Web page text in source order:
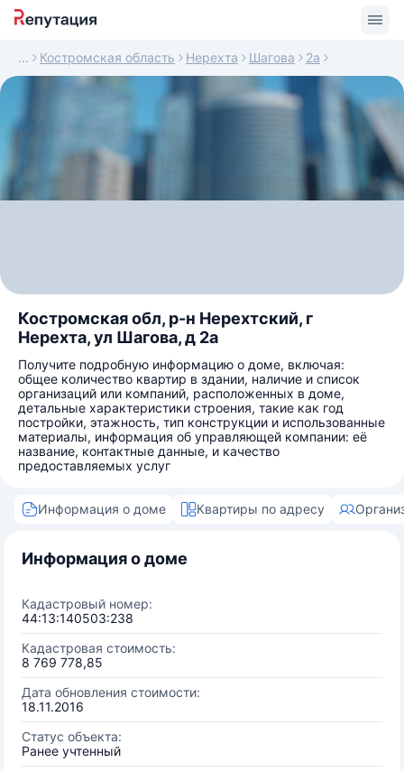
Костромская область Нерехта Шагова 2а
Костромская обл, р-н Нерехтский, г
Нерехта, ул Шагова, д 2а
Получите подробную информацию о доме, включая:
общее количество квартир в здании, наличие и список
организаций или компаний, расположенных в доме,
детальные характеристики строения, такие как год
постройки, этажность, тип конструкции и использованные
материалы, информация об управляющей компании: её
название, контактные данные, и качество
предоставляемых услуг
Информация о доме Квартиры по адресу
Информация о доме
Кадастровый номер:
44:13:140503:238
Кадастровая стоимость:
8 769 778,85
Дата обновления стоимости:
18.11.2016
Статус объекта:
Ранее учтенный